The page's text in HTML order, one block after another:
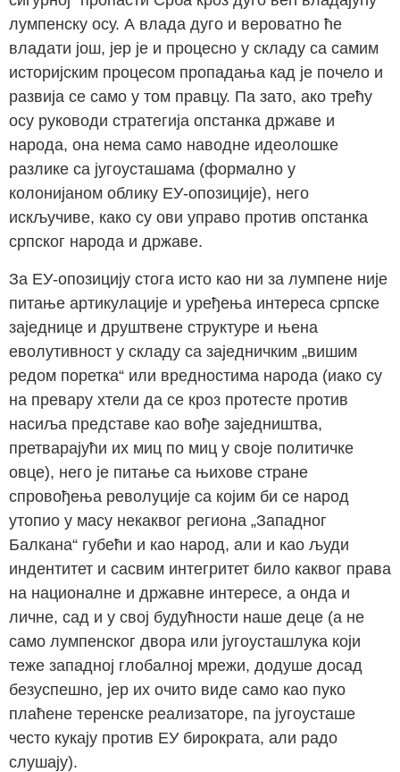
лумпенску осу. А влада дуго и вероватно ће
владати још, јер је и процесно у складу са самим
историјским процесом пропадања кад је почело и
развија се само у том правцу. Па зато, ако трећу
осу руководи стратегија опстанка државе и
народа, она нема само наводне идеолошке
разлике са југоусташама (формално у
колонијаном облику ЕУ-опозиције), него
искључиве, како су ови управо против опстанка
српског народа и државе.
За ЕУ-опозицију стога исто као ни за лумпене није
питање артикулације и уређења интереса српске
заједнице и друштвене структуре и њена
еволутивност у складу са заједничким „вишим
редом поретка“ или вредностима народа (иако су
на превару хтели да се кроз протесте против
насиља представе као вође заједништва,
претварајући их миц по миц у своје политичке
овце), него је питање са њихове стране
спровођења револуције са којим би се народ
утопио у масу некаквог региона „Западног
Балкана“ губећи и као народ, али и као људи
индентитет и сасвим интегритет било каквог права
на националне и државне интересе, а онда и
личне, сад и у свој будућности наше деце (а не
само лумпенског двора или југоусташлука који
теже западној глобалној мрежи, додуше досад
безуспешно, јер их очито виде само као пуко
плаћене теренске реализаторе, па југоусташе
често кукају против ЕУ бирократа, али радо
слушају).